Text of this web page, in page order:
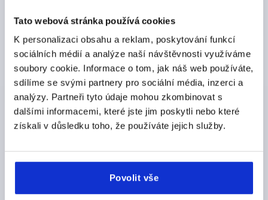
Tato webová stránka používá cookies
K personalizaci obsahu a reklam, poskytování funkcí
sociálních médií a analýze naší návštěvnosti využíváme
soubory cookie. Informace o tom, jak náš web používáte,
sdílíme se svými partnery pro sociální média, inzerci a
analýzy. Partneři tyto údaje mohou zkombinovat s
dalšími informacemi, které jste jim poskytli nebo které
získali v důsledku toho, že používáte jejich služby.
Povolit vše
DETAILY O VÝROBKU
CAD
STAŽENÍ
Ostatní zákazníci také zakoupili